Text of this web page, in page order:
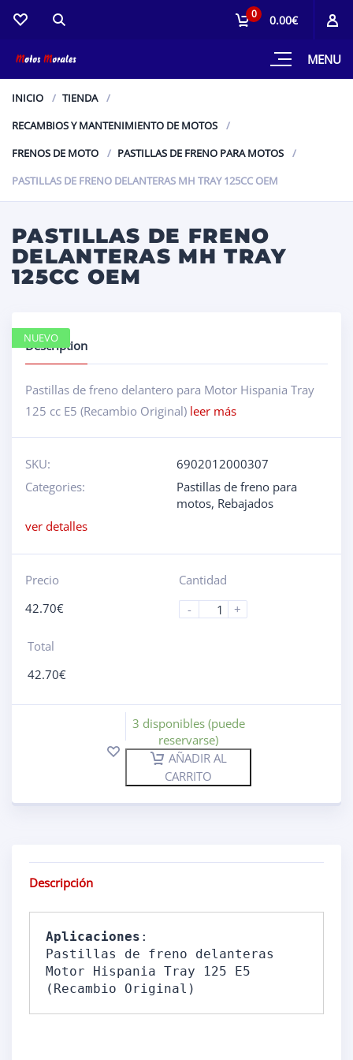
MENU
0 0.00€
INICIO
TIENDA
RECAMBIOS Y MANTENIMIENTO DE MOTOS
FRENOS DE MOTO
PASTILLAS DE FRENO PARA MOTOS
PASTILLAS DE FRENO DELANTERAS MH TRAY 125CC OEM
PASTILLAS DE FRENO
DELANTERAS MH TRAY
125CC OEM
Description
Pastillas de freno delantero para Motor Hispania Tray
125 cc E5 (Recambio Original) leer más
SKU:
6902012000307
Categories:
Pastillas de freno para
motos, Rebajados
ver detalles
Precio
42.70€
Cantidad
-
+
Total
42.70€
3 disponibles (puede
reservarse)
AÑADIR AL
CARRITO
NUEVO
Descripción
Aplicaciones :
Pastillas de freno delanteras
Motor Hispania Tray 125 E5
(Recambio Original)